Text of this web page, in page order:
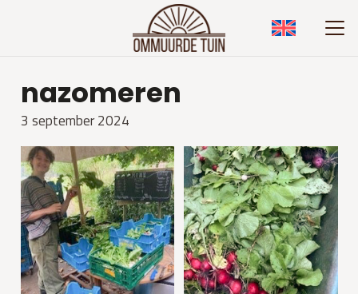
nazomeren
3 september 2024